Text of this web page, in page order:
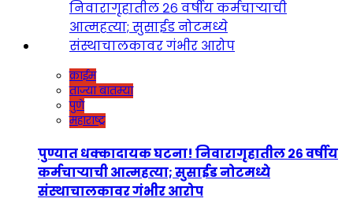
क्राईम
ताज्या बातम्या
पुणे
महाराष्ट्र
पुण्यात धक्कादायक घटना! निवारागृहातील २६ वर्षीय
कर्मचाऱ्याची आत्महत्या; सुसाईड नोटमध्ये
संस्थाचालकावर गंभीर आरोप